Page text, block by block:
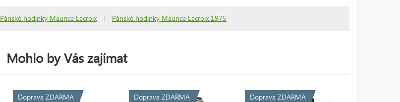
Pánské hodinky Maurice Lacroix | Pánské hodinky Maurice Lacroix 1975
Mohlo by Vás zajímat
Doprava ZDARMA Doprava ZDARMA Doprava ZDARMA